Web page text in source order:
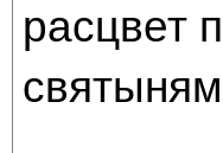
расцвет
святыням